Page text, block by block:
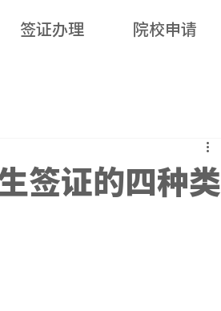
签证办理 院校申请
签证的四种类